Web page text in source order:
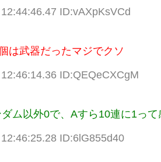
ID:vAXpKsVCd
は武器だったマジでクソ
ID:QEQeCXCgM
ム以外0で、Aすら10連に1っ
ID:6lG855d40